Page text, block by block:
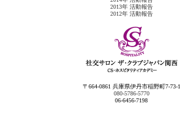
2013年 活動報告
2012年 活動報告
〒664-0861 兵庫県伊丹市稲野町7-73-1
080-5786-5770
06-6456-7198